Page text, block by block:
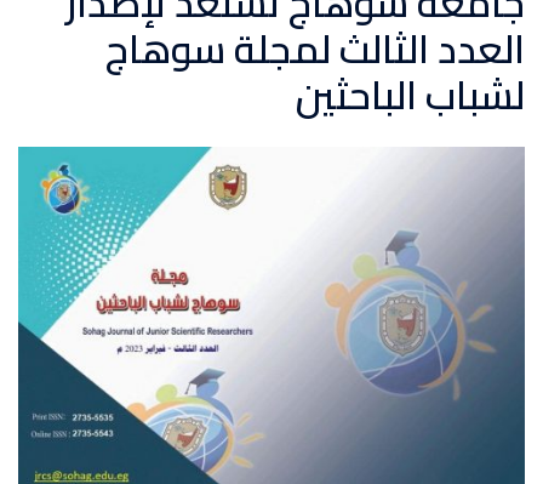
العدد الثالث لمجلة سوهاج
لشباب الباحثين